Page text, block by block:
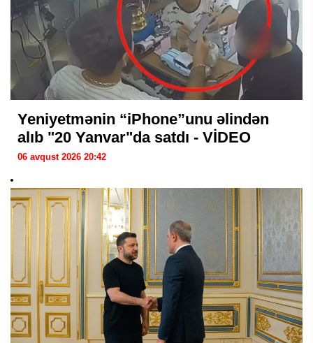
Yeniyetmənin “iPhone”unu əlindən
alıb "20 Yanvar"da satdı - VİDEO
06 avqust 2026 20:42